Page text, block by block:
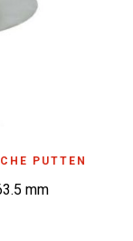
PUTTEN
mm